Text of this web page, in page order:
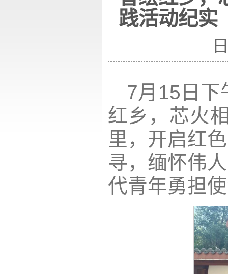
践活动纪
7月15日下
红乡，芯火
里，开启红
寻，缅怀伟
代青年勇担